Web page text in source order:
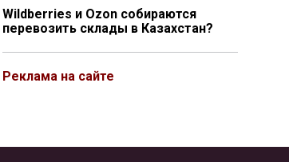
Wildberries и Ozon собираются
перевозить склады в Казахстан?
Реклама на сайте